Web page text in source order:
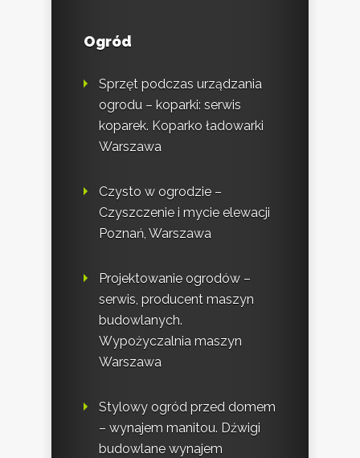
Ogród
Sprzęt podczas urządzania
ogrodu – koparki: serwis
koparek. Koparko ładowarki
Warszawa
Czysto w ogrodzie –
Czyszczenie i mycie elewacji
Poznań, Warszawa
Projektowanie ogrodów –
serwis, producent maszyn
budowlanych.
Wypożyczalnia maszyn
Warszawa
Stylowy ogród przed domem
– wynajem manitou. Dźwigi
budowlane wynajem